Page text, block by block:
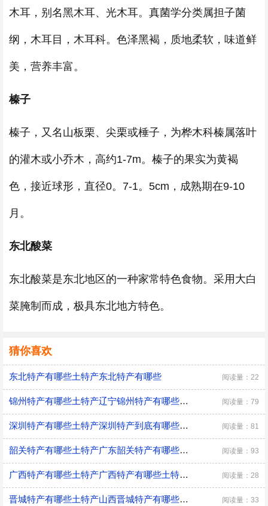
木耳，别名黑木耳、光木耳。真菌学分类属担子菌
纲，木耳目，木耳科。色泽黑褐，质地柔软，味道鲜
美，营养丰富。
榛子
榛子，又名山板栗、尖栗或棰子，为桦木科榛属落叶
的灌木或小乔木，高约1-7m。榛子的果实为黄褐
色，接近球形，直径0。7-1。5cm，成熟期在9-10
月。
东北酸菜
东北酸菜是东北地区的一种家常特色食物。采用大白
菜腌制而成，极具东北地方特色。
猜你喜欢
东北特产有哪些土特产东北特产有哪些 阅读量：22
锦州特产有哪些土特产辽宁锦州特产有哪些土特产 阅读量：79
深圳特产有哪些土特产深圳特产到底有哪些土特产 阅读量：81
韶关特产有哪些土特产广东韶关特产有哪些土特产 阅读量：93
广西特产有哪些土特产广西特产有哪些土特产值得带 阅读量：28
晋城特产有哪些土特产山西晋城特产有哪些土特产 阅读量：33